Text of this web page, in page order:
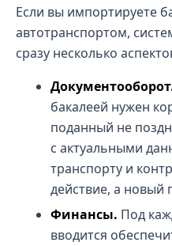
Если вы импортируете
автотранспортом,
сразу несколько
бакалеей нужен
поданный не
с актуальными
транспорту и
действие, а новый
Финансы. Под
вводится